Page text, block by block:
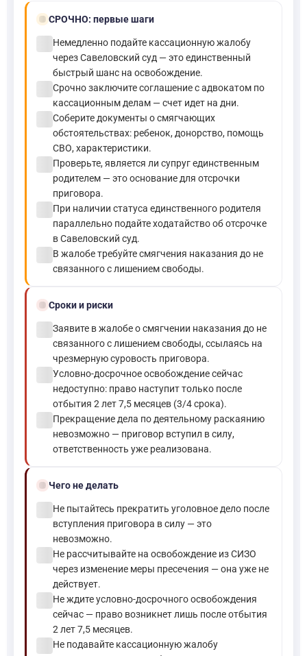
boltСРОЧНО: первые шаги
Немедленно подайте кассационную жалобу
через Савеловский суд — это единственный
быстрый шанс на освобождение.
Срочно заключите соглашение с адвокатом по
кассационным делам — счет идет на дни.
Соберите документы о смягчающих
обстоятельствах: ребенок, донорство, помощь
СВО, характеристики.
Проверьте, является ли супруг единственным
родителем — это основание для отсрочки
приговора.
При наличии статуса единственного родителя
параллельно подайте ходатайство об отсрочке
в Савеловский суд.
В жалобе требуйте смягчения наказания до не
связанного с лишением свободы.
schedule Сроки и риски
Заявите в жалобе о смягчении наказания до не
связанного с лишением свободы, ссылаясь на
чрезмерную суровость приговора.
Условно-досрочное освобождение сейчас
недоступно: право наступит только после
отбытия 2 лет 7,5 месяцев (3/4 срока).
Прекращение дела по деятельному раскаянию
невозможно — приговор вступил в силу,
ответственность уже реализована.
block Чего не делать
Не пытайтесь прекратить уголовное дело после
вступления приговора в силу — это
невозможно.
Не рассчитывайте на освобождение из СИЗО
через изменение меры пресечения — она уже не
действует.
Не ждите условно-досрочного освобождения
сейчас — право возникнет лишь после отбытия
2 лет 7,5 месяцев.
Не подавайте кассационную жалобу